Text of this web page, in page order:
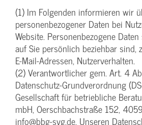
(1) Im Folgenden informieren wir
personenbezogener Daten bei
Website. Personenbezogene
auf Sie persönlich beziehbar sind,
E-Mail-Adressen, Nutzerverhalten.
(2) Verantwortlicher gem. Art. 4
Datenschutz-Grundverordnung
Gesellschaft für betriebliche
mbH, Oerschbachstraße 152,
info@bbg-svg.de. Unseren